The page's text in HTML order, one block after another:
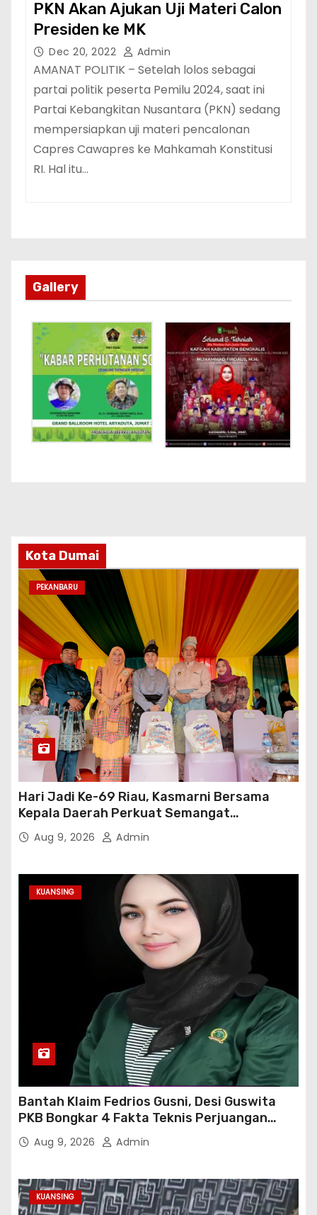
PKN Akan Ajukan Uji Materi Calon
Presiden ke MK
Dec 20, 2022 Admin
AMANAT POLITIK – Setelah lolos sebagai
partai politik peserta Pemilu 2024, saat ini
Partai Kebangkitan Nusantara (PKN) sedang
mempersiapkan uji materi pencalonan
Capres Cawapres ke Mahkamah Konstitusi
RI. Hal itu…
Gallery
Kota Dumai
PEKANBARU
Hari Jadi Ke-69 Riau, Kasmarni Bersama
Kepala Daerah Perkuat Semangat
Membangun Negeri
Aug 9, 2026 Admin
KUANSING
Bantah Klaim Fedrios Gusni, Desi Guswita
PKB Bongkar 4 Fakta Teknis Perjuangan
Jalan Simpang Sambung
Aug 9, 2026 Admin
KUANSING